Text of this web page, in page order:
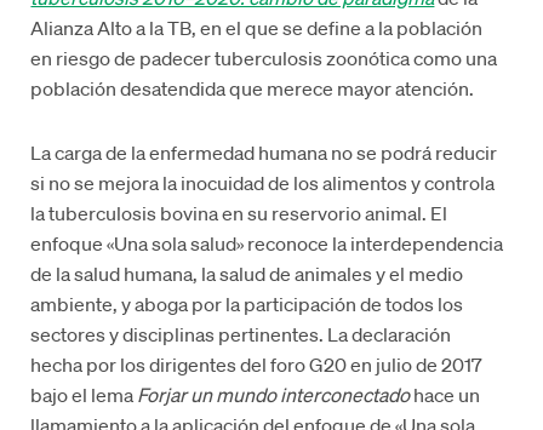
Alianza Alto a la TB, en el que se define a la población
en riesgo de padecer tuberculosis zoonótica como una
población desatendida que merece mayor atención.
La carga de la enfermedad humana no se podrá reducir
si no se mejora la inocuidad de los alimentos y controla
la tuberculosis bovina en su reservorio animal. El
enfoque «Una sola salud» reconoce la interdependencia
de la salud humana, la salud de animales y el medio
ambiente, y aboga por la participación de todos los
sectores y disciplinas pertinentes. La declaración
hecha por los dirigentes del foro G20 en julio de 2017
bajo el lemaForjar un mundo interconectadohace un
llamamiento a la aplicación del enfoque de «Una sola